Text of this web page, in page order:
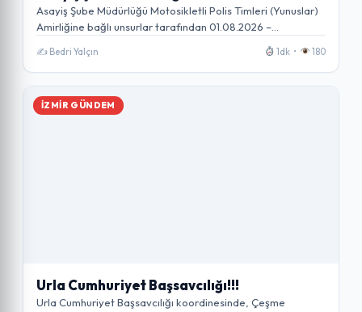
Asayiş Şube Müdürlüğü Motosikletli Polis Timleri (Yunuslar)
Amirliğine bağlı unsurlar tarafından 01.08.2026 –
✍️ Bedri Yalçın 1dk • 180
İZMIR GÜNDEM
Urla Cumhuriyet Başsavcılığı!!!
Urla Cumhuriyet Başsavcılığı koordinesinde, Çeşme